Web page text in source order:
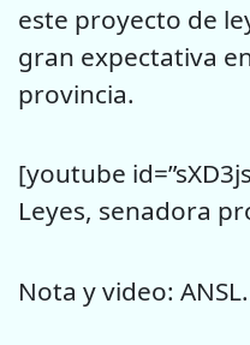
este proyecto de
gran expectativa
provincia.
[youtube
Leyes, senadora
Nota y video: ANSL.